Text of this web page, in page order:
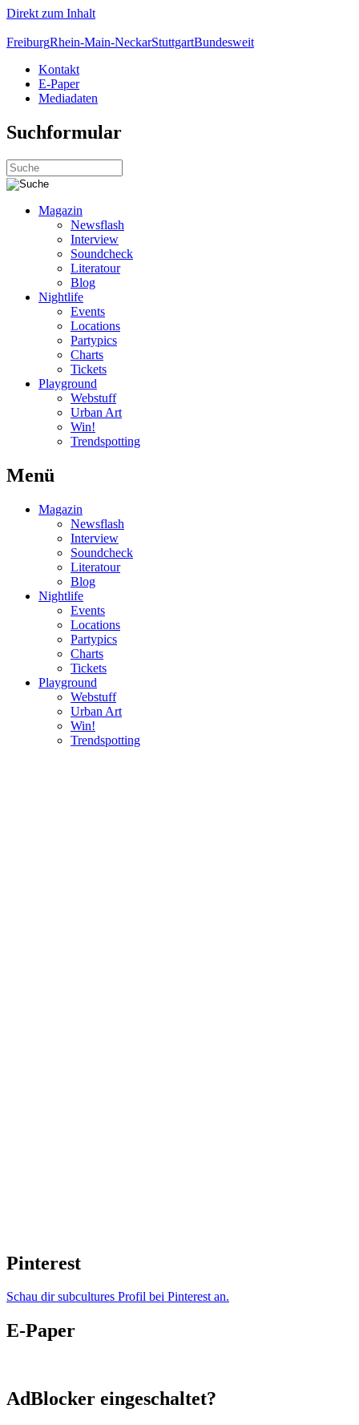
Direkt zum Inhalt
FreiburgRhein-Main-NeckarStuttgartBundesweit
Kontakt
E-Paper
Mediadaten
Suchformular
Magazin
Newsflash
Interview
Soundcheck
Literatour
Blog
Nightlife
Events
Locations
Partypics
Charts
Tickets
Playground
Webstuff
Urban Art
Win!
Trendspotting
Menü
Magazin
Newsflash
Interview
Soundcheck
Literatour
Blog
Nightlife
Events
Locations
Partypics
Charts
Tickets
Playground
Webstuff
Urban Art
Win!
Trendspotting
Pinterest
Schau dir subcultures Profil bei Pinterest an.
E-Paper
AdBlocker eingeschaltet?